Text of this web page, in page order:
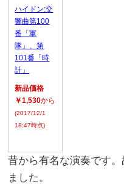
ハイドン:交
響曲第100
番「軍
隊」、第
101番「時
計」
新品価格
￥1,530から
(2017/12/1
18:47時点)
昔から有名な演奏です
ました。